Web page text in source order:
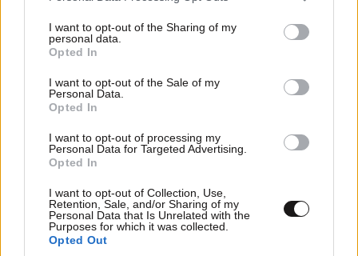
not limited to your visit or usage behaviour. You may click to
grant or deny consent to Google and its third-party tags to
use your data for below specified purposes in below Google
consent section.
I want to opt-out of the Sharing of my
personal data.
Opted In
I want to opt-out of the Sale of my
Personal Data.
Opted In
I want to opt-out of processing my
Personal Data for Targeted Advertising.
Opted In
I want to opt-out of Collection, Use,
Retention, Sale, and/or Sharing of my
Personal Data that Is Unrelated with the
Purposes for which it was collected.
Opted Out
Αδ. Γεωργιάδης από Ρόδο: «Σε ενάμιση χρόνο,
το νοσοκομείο θα είναι καινούργιο» – Έρχονται
15 νοσηλευτές και ενισχύεται το Ακτινολογικό